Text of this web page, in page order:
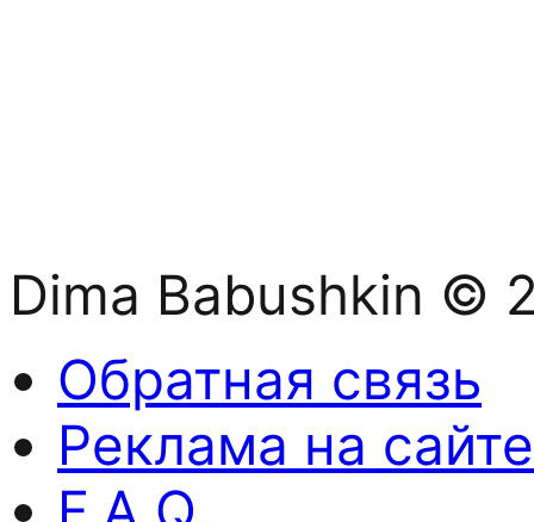
Dima Babushkin ©
Обратная связь
Реклама на сайте